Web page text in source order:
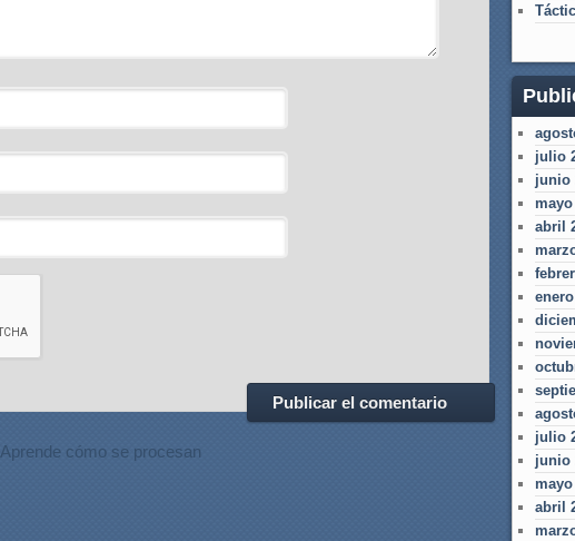
Aprende cómo se procesan
julio
junio
mayo
abril
julio
junio
mayo
abril